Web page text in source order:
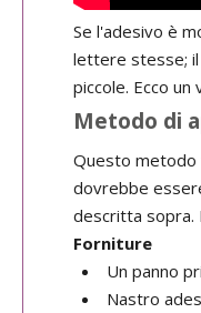
Se l'adesivo è
lettere stesse; il
piccole. Ecco
Metodo di
Questo metodo
dovrebbe
descritta sopra.
Forniture
Un panno
Nastro